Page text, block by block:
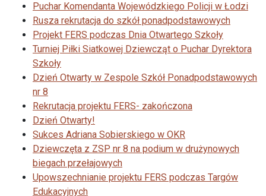
Puchar Komendanta Wojewódzkiego Policji w Łodzi
Rusza rekrutacja do szkół ponadpodstawowych
Projekt FERS podczas Dnia Otwartego Szkoły
Turniej Piłki Siatkowej Dziewcząt o Puchar Dyrektora
Szkoły
Dzień Otwarty w Zespole Szkół Ponadpodstawowych
nr 8
Rekrutacja projektu FERS- zakończona
Dzień Otwarty!
Sukces Adriana Sobierskiego w OKR
Dziewczęta z ZSP nr 8 na podium w drużynowych
biegach przełajowych
Upowszechnianie projektu FERS podczas Targów
Edukacyjnych